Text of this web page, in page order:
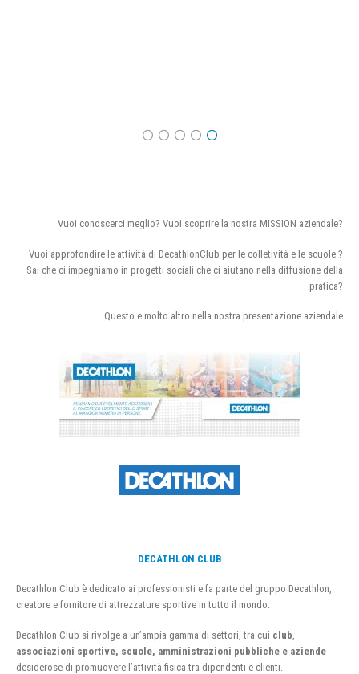
Vuoi conoscerci meglio? Vuoi scoprire la nostra MISSION aziendale?
Vuoi approfondire le attività di DecathlonClub per le colletività e le scuole ?
Sai che ci impegniamo in progetti sociali che ci aiutano nella diffusione della
pratica?
Questo e molto altro nella nostra presentazione aziendale
DECATHLON CLUB
Decathlon Club è dedicato ai professionisti e fa parte del gruppo Decathlon,
creatore e fornitore di attrezzature sportive in tutto il mondo.
Decathlon Club si rivolge a un’ampia gamma di settori, tra cui club
associazioni sportive, scuole, amministrazioni pubbliche e aziende
desiderose di promuovere l’attività fisica tra dipendenti e clienti.